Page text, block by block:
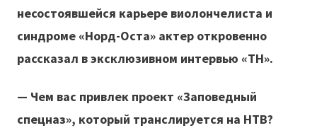
несостоявшейся карьере виолончелиста и
синдроме «Норд-Оста» актер откровенно
рассказал в эксклюзивном интервью «ТН».
— Чем вас привлек проект «Заповедный
спецназ», который транслируется на НТВ?